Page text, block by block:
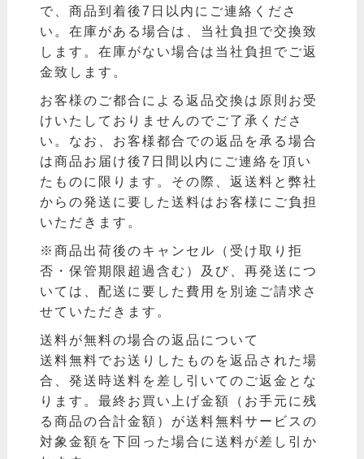
で、商品到着後7日以内にご連絡くださ
い。在庫がある場合は、当社負担で交換致
します。在庫がない場合は当社負担でご返
金致します。
お客様のご都合による返品交換は原則お受
けいたしておりませんのでご了承くださ
い。なお、お客様都合での返品を承る場合
は商品お届け後7日間以内にご連絡を頂い
たものに限ります。その際、返送料と弊社
からの発送に要した送料はお客様にご負担
いただきます。
※商品出荷後のキャンセル（受け取り拒
否・保管期限超過含む）及び、再発送につ
いては、配送に要した費用を別途ご請求さ
せていただきます。
送料が無料の場合の返品について
送料無料でお送りしたものを返品された場
合、発送時送料を差し引いてのご返金とな
ります。最終お買い上げ金額（お手元に残
る商品の合計金額）が送料無料サービスの
対象金額を下回った場合に送料が差し引か